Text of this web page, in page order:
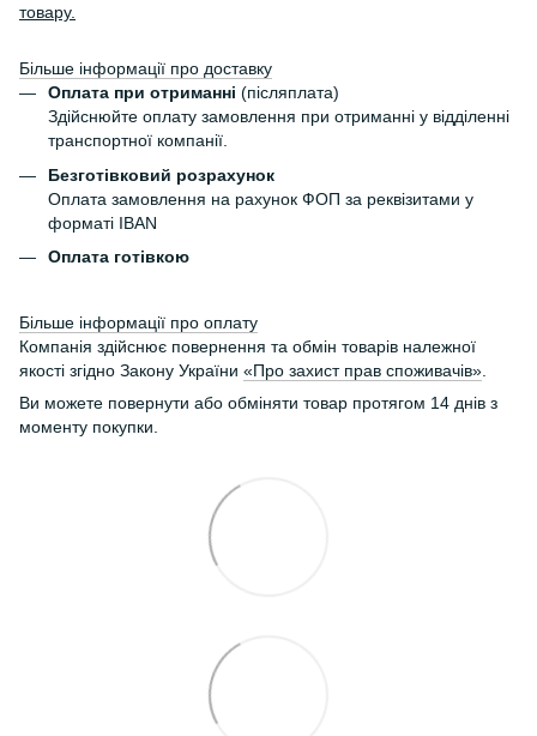
товару.
Більше інформації про доставку
Оплата при отриманні (післяплата)
Здійснюйте оплату замовлення при отриманні у відділенні
транспортної компанії.
Безготівковий розрахунок
Оплата замовлення на рахунок ФОП за реквізитами у
форматі IBAN
Оплата готівкою
Більше інформації про оплату
Компанія здійснює повернення та обмін товарів належної
якості згідно Закону України «Про захист прав споживачів».
Ви можете повернути або обміняти товар протягом 14 днів з
моменту покупки.